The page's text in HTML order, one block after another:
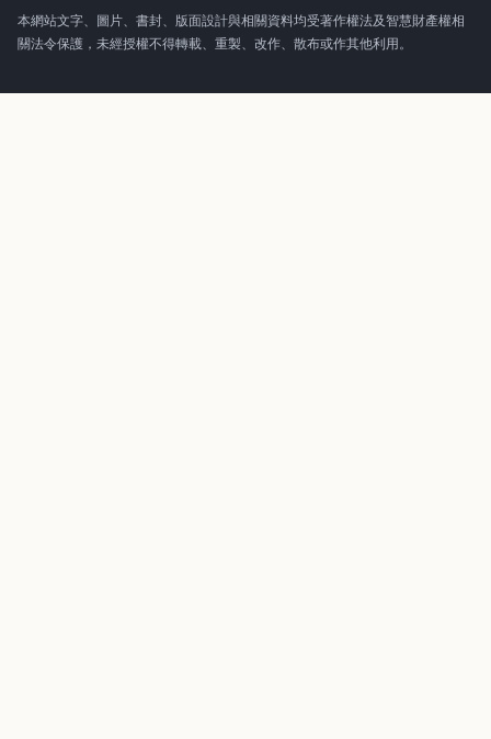
本網站文字、圖片、書封、版面設計與相關資料均受著作權法及智慧財產權相
關法令保護，未經授權不得轉載、重製、改作、散布或作其他利用。